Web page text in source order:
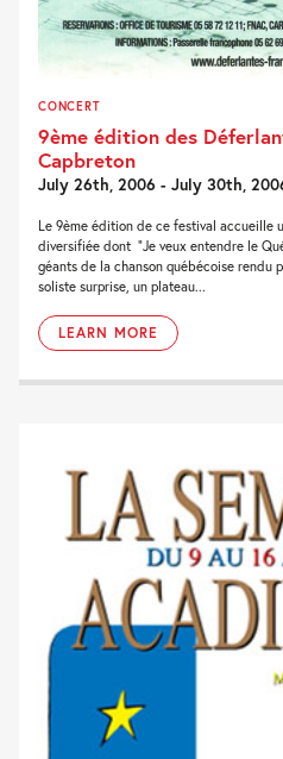
CONCERT
9ème édition des
Capbreton
July 26th, 2006 - July 30th,
Le 9ème édition de ce festival accueille
diversifiée dont “Je veux entendre le
géants de la chanson québécoise rendu
soliste surprise, un plateau...
LEARN MORE